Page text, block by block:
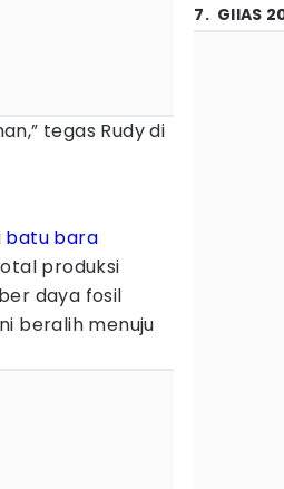
tegas Rudy di
batu bara
produksi
daya fosil
beralih menuju
7. GIIAS